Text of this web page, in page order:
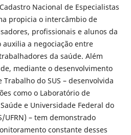
Nacional de Especialistas
propicia o intercâmbio de
profissionais e alunos da
a negociação entre
da saúde. Além
mediante o desenvolvimento
do SUS – desenvolvida
como o Laboratório de
e Universidade Federal do
UFRN) – tem demonstrado
constante desses